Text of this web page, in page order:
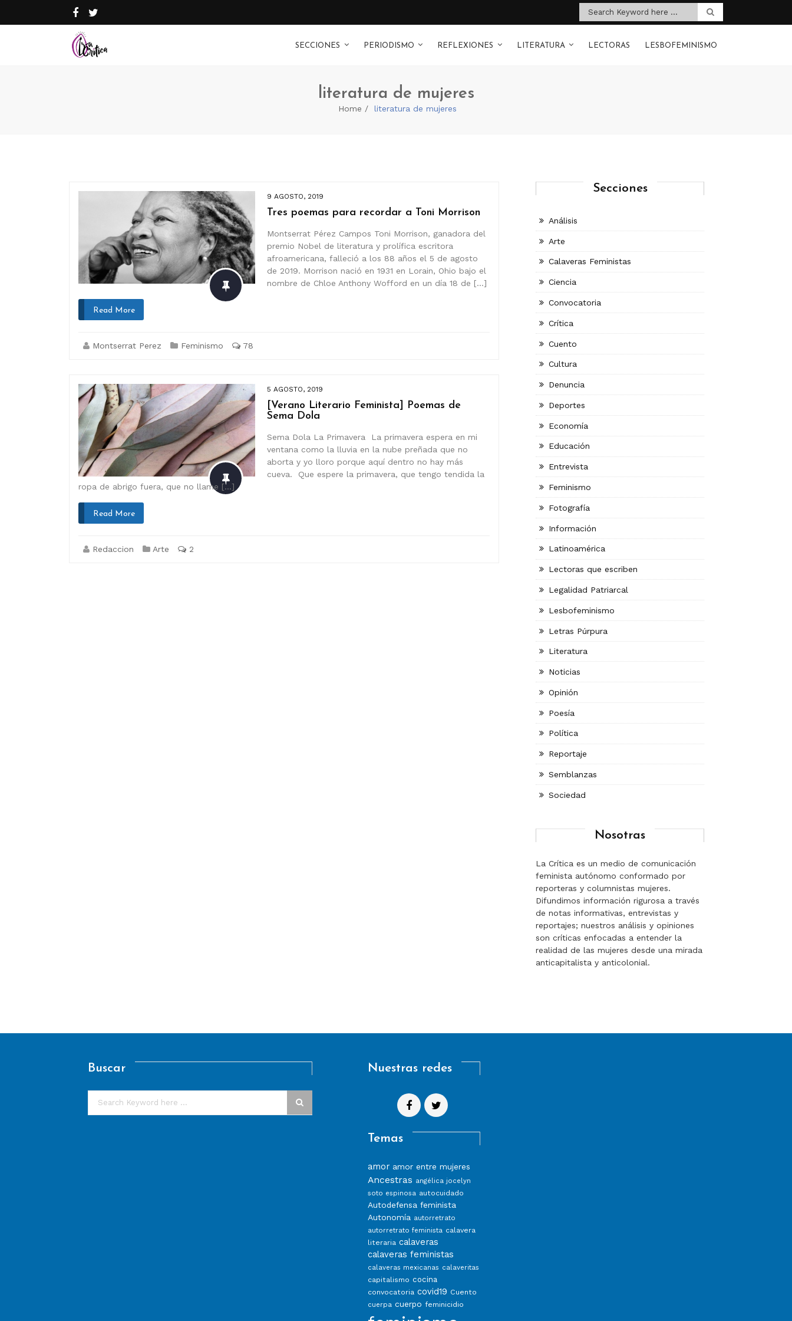
SECCIONES PERIODISMO REFLEXIONES LITERATURA LECTORAS LESBOFEMINISMO
literatura de mujeres
Home literatura de mujeres
9 AGOSTO, 2019
Tres poemas para recordar a Toni Morrison
Montserrat Pérez Campos Toni Morrison, ganadora del
premio Nobel de literatura y prolífica escritora
afroamericana, falleció a los 88 años el 5 de agosto
de 2019. Morrison nació en 1931 en Lorain, Ohio bajo el
nombre de Chloe Anthony Wofford en un día 18 de […]
Read More
Montserrat Perez Feminismo 78
5 AGOSTO, 2019
[Verano Literario Feminista] Poemas de
Sema Dola
Sema Dola La Primavera La primavera espera en mi
ventana como la lluvia en la nube preñada que no
aborta y yo lloro porque aquí dentro no hay más
cueva. Que espere la primavera, que tengo tendida la
ropa de abrigo fuera, que no llame […]
Read More
Redaccion Arte 2
Secciones
Análisis
Arte
Calaveras Feministas
Ciencia
Convocatoria
Crítica
Cuento
Cultura
Denuncia
Deportes
Economía
Educación
Entrevista
Feminismo
Fotografía
Información
Latinoamérica
Lectoras que escriben
Legalidad Patriarcal
Lesbofeminismo
Letras Púrpura
Literatura
Noticias
Opinión
Poesía
Política
Reportaje
Semblanzas
Sociedad
Nosotras
La Crítica es un medio de comunicación
feminista autónomo conformado por
reporteras y columnistas mujeres.
Difundimos información rigurosa a través
de notas informativas, entrevistas y
reportajes; nuestros análisis y opiniones
son críticas enfocadas a entender la
realidad de las mujeres desde una mirada
anticapitalista y anticolonial.
Buscar Nuestras redes
Temas
amor amor entre mujeres
Ancestras angélica jocelyn
soto espinosa autocuidado
Autodefensa feminista
Autonomía autorretrato
autorretrato feminista calavera
literaria calaveras
calaveras feministas
calaveras mexicanas calaveritas
capitalismo cocina
convocatoria covid19 Cuento
cuerpa cuerpo feminicidio